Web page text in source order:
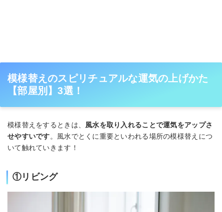
模様替えのスピリチュアルな運気の上げかた
【部屋別】3選！
模様替えをするときは、 風水を取り入れることで運気をアップさ
せやすいです。風水でとくに重要といわれる場所の模様替えにつ
いて触れていきます！
①リビング